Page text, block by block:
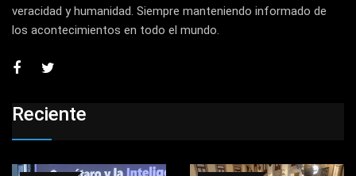
veracidad y humanidad. Siempre manteniendo informado de
los acontecimientos en todo el mundo.
Reciente